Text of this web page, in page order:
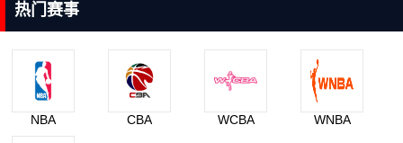
热门赛事
NBA CBA WCBA WNBA